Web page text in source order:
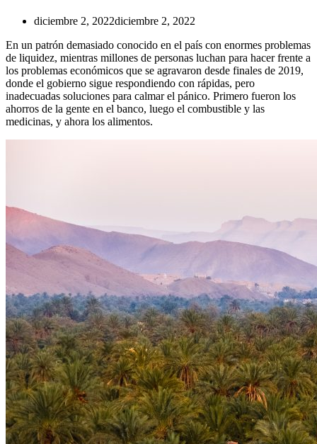
diciembre 2, 2022diciembre 2, 2022
En un patrón demasiado conocido en el país con enormes problemas
de liquidez, mientras millones de personas luchan para hacer frente a
los problemas económicos que se agravaron desde finales de 2019,
donde el gobierno sigue respondiendo con rápidas, pero
inadecuadas soluciones para calmar el pánico. Primero fueron los
ahorros de la gente en el banco, luego el combustible y las
medicinas, y ahora los alimentos.